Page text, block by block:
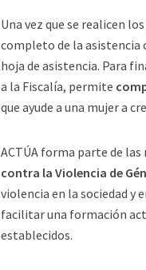
Una vez que se realicen
completo de la asistencia
hoja de asistencia. Para
a la Fiscalía, permite
que ayude a una mujer a
ACTÚA forma parte de
contra la Violencia de
violencia en la sociedad y
facilitar una formación
establecidos.